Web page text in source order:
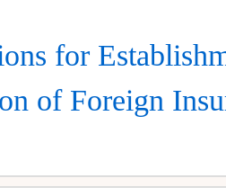
for
of Foreign